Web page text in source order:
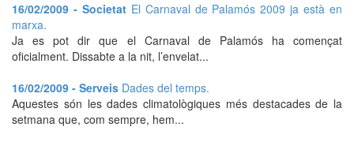
16/02/2009 - Societat El Carnaval de Palamós 2009 ja està en
marxa.
Ja es pot dir que el Carnaval de Palamós ha començat
oficialment. Dissabte a la nit, l’envelat...
16/02/2009 - Serveis Dades del temps.
Aquestes són les dades climatològiques més destacades de la
setmana que, com sempre, hem...